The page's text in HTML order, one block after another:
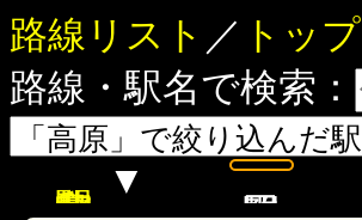
路線リスト ／ トップ
路線・駅名で検索：
▼